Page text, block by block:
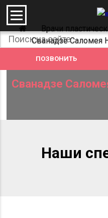
ПОЗВОНИТЬ
Врачи
Сванадзе Саломея
Сванадзе
Наши